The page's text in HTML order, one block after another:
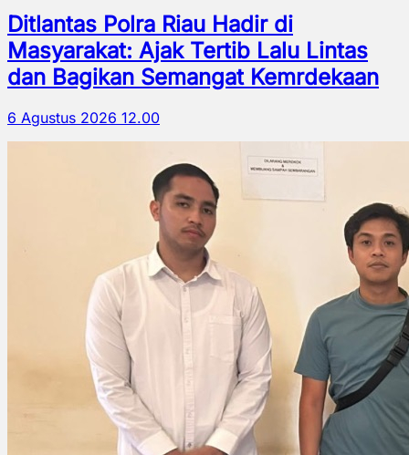
Ditlantas Polra Riau Hadir di
Masyarakat: Ajak Tertib Lalu Lintas
dan Bagikan Semangat Kemrdekaan
6 Agustus 2026 12.00